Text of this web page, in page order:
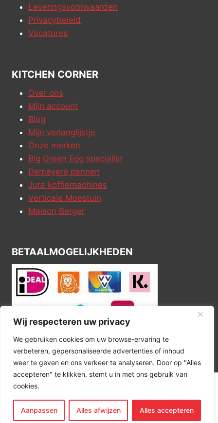
Wij respecteren uw privacy
We gebruiken cookies om uw browse-ervaring te
verbeteren, gepersonaliseerde advertenties of inhoud
weer te geven en ons verkeer te analyseren. Door op "Alles
accepteren" te klikken, stemt u in met ons gebruik van
cookies.
Aanpassen Alles afwijzen Alles accepteren
Leveringsvoorwaarden
Privacybeleid
Vacatures
KITCHEN CORNER
Over ons
Mijn account
Blog
Mijn verlanglijstje
Onze merken
Big Green Egg specialist
Demeyere pannen
Jura koffiemachines
Verticale Moestuin
Maison Berger
BETAALMOGELIJKHEDEN
© 2026 Kitchen Corner